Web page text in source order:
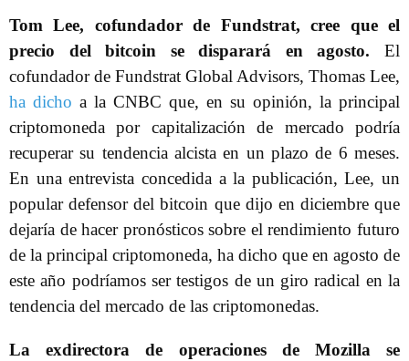
Tom Lee, cofundador de Fundstrat, cree que el
precio del bitcoin se disparará en agosto. El
cofundador de Fundstrat Global Advisors, Thomas Lee,
ha dicho a la CNBC que, en su opinión, la principal
criptomoneda por capitalización de mercado podría
recuperar su tendencia alcista en un plazo de 6 meses.
En una entrevista concedida a la publicación, Lee, un
popular defensor del bitcoin que dijo en diciembre que
dejaría de hacer pronósticos sobre el rendimiento futuro
de la principal criptomoneda, ha dicho que en agosto de
este año podríamos ser testigos de un giro radical en la
tendencia del mercado de las criptomonedas.
La exdirectora de operaciones de Mozilla se